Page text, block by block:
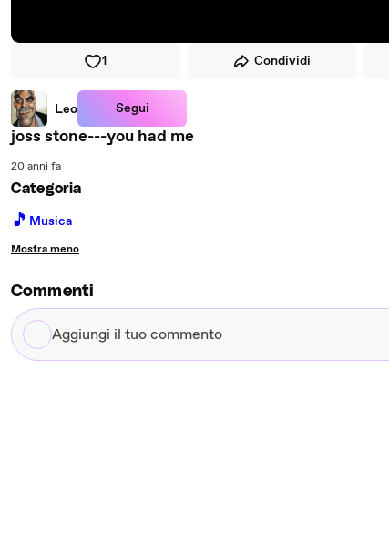
1 Condividi
Leo Segui
joss stone---you had me
20 anni fa
Categoria
🎵 Musica
Mostra meno
Commenti
Aggiungi
il